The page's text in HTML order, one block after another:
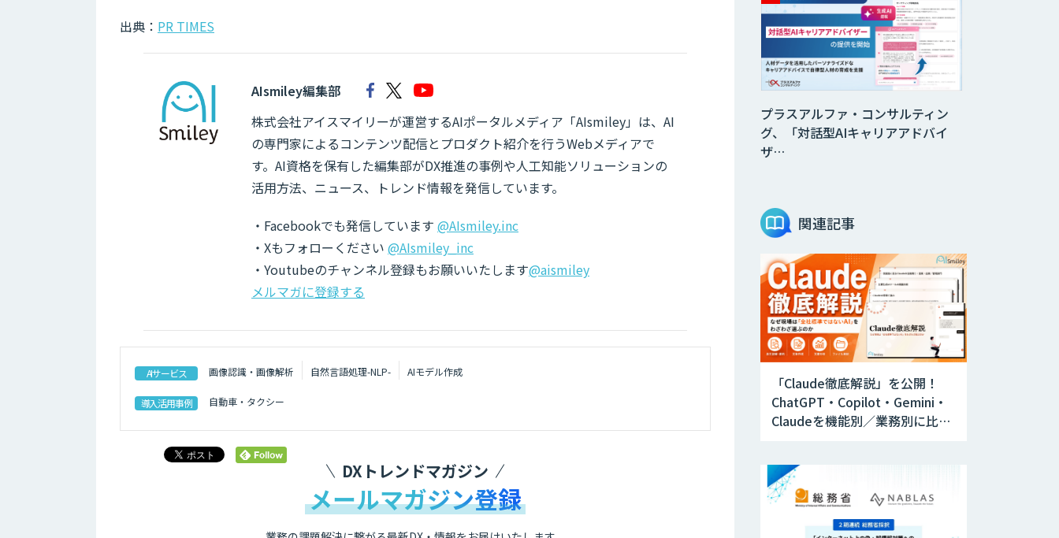
出典： PR TIMES
AIsmiley編集部
株式会社アイスマイリーが運営するAIポータルメディア「AIsmiley」は、AI
の専門家によるコンテンツ配信とプロダクト紹介を行うWebメディアで
す。AI資格を保有した編集部がDX推進の事例や人工知能ソリューションの
活用方法、ニュース、トレンド情報を発信しています。
・Facebookでも発信しています @AIsmiley.inc
・Xもフォローください @AIsmiley_inc
・Youtubeのチャンネル登録もお願いいたします@aismiley
メルマガに登録する
AIサービス 画像認識・画像解析 自然言語処理-NLP- AIモデル作成
導入活用事例 自動車・タクシー
DXトレンドマガジン
メールマガジン登録
ID ZERO（アイデ
ィーゼロ）
Video Questor
消耗品管理クラウ
ド
生成AIの業務活用
は「Safe AI
Gateway」
スマート工場ソリ
Networks Visual
プラスアルファ・コンサルティン
グ、「対話型AIキャリアアドバイ
ザ…
関連記事
「Claude徹底解説」を公開！
ChatGPT・Copilot・Gemini・
Claudeを機能別／業務別に比較